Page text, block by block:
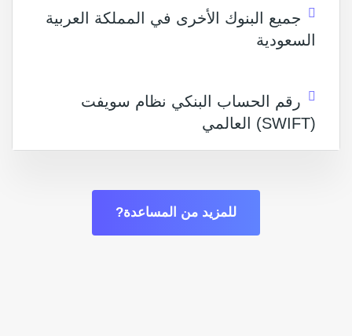
جميع البنوك الأخرى في المملكة العربية
السعودية
رقم الحساب البنكي نظام سويفت
(SWIFT) العالمي
للمزيد من المساعدة?